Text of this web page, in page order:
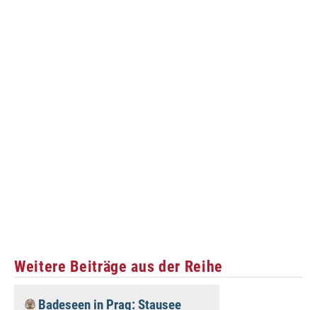
Weitere Beiträge aus der Reihe
Badeseen in Prag: Stausee